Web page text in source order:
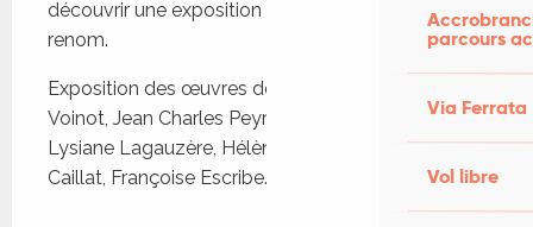
parcours
Via Ferrata
Vol libre
découvrir une exposition de pastellistes de
renom.
Exposition des œuvres des pastellistes : Alain
Voinot, Jean Charles Peyrouny, Nadine Roulleaux,
Lysiane Lagauzère, Hélène Gaben, Philippe
Caillat, Françoise Escribe.